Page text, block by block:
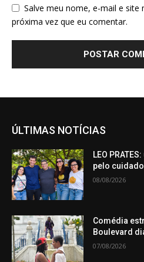
Salve meu nome, e-mail e site
próxima vez que eu comentar.
ÚLTIMAS NOTÍCIAS
LEO
pelo
08/08/2026
Comédia
Boulevard
07/08/2026